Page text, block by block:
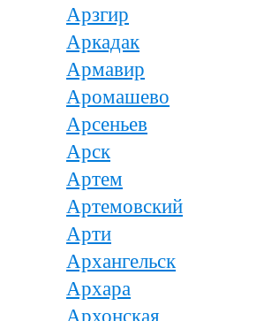
Арзгир
Аркадак
Армавир
Аромашево
Арсеньев
Арск
Артем
Артемовский
Арти
Архангельск
Архара
Архонская